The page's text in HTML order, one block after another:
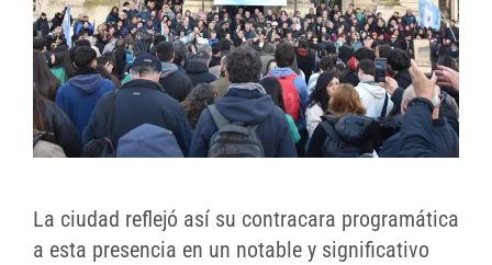
La ciudad reflejó así su contracara programática
a esta presencia en un notable y significativo